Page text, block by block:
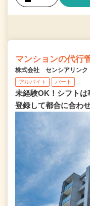
マンションの代行
株式会社 センシアリンク
アルバイト パート
未経験OK！シフト
登録して都合に合わ